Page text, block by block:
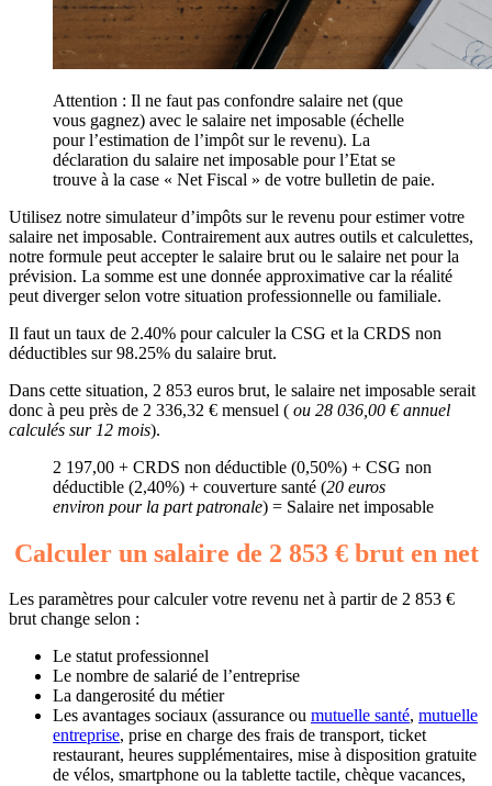
Attention : Il ne faut pas confondre salaire net (que
vous gagnez) avec le salaire net imposable (échelle
pour l’estimation de l’impôt sur le revenu). La
déclaration du salaire net imposable pour l’Etat se
trouve à la case « Net Fiscal » de votre bulletin de paie.
Utilisez notre simulateur d’impôts sur le revenu pour estimer votre
salaire net imposable. Contrairement aux autres outils et calculettes,
notre formule peut accepter le salaire brut ou le salaire net pour la
prévision. La somme est une donnée approximative car la réalité
peut diverger selon votre situation professionnelle ou familiale.
Il faut un taux de 2.40% pour calculer la CSG et la CRDS non
déductibles sur 98.25% du salaire brut.
Dans cette situation, 2 853 euros brut, le salaire net imposable serait
donc à peu près de 2 336,32 € mensuel ( ou 28 036,00 € annuel
calculés sur 12 mois).
2 197,00 + CRDS non déductible (0,50%) + CSG non
déductible (2,40%) + couverture santé (20 euros
environ pour la part patronale) = Salaire net imposable
Calculer un salaire de 2 853 € brut en net
Les paramètres pour calculer votre revenu net à partir de 2 853 €
brut change selon :
Le statut professionnel
Le nombre de salarié de l’entreprise
La dangerosité du métier
Les avantages sociaux (assurance ou mutuelle santé, mutuelle
entreprise, prise en charge des frais de transport, ticket
restaurant, heures supplémentaires, mise à disposition gratuite
de vélos, smartphone ou la tablette tactile, chèque vacances,